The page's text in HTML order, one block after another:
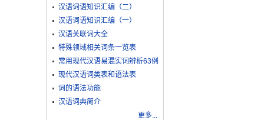
汉语词语知识汇编（二）
汉语词语知识汇编（一）
汉语关联词大全
特殊领域相关词条一览表
常用现代汉语易混实词辨析63例
现代汉语词类表和语法表
词的语法功能
汉语词典简介
更多...